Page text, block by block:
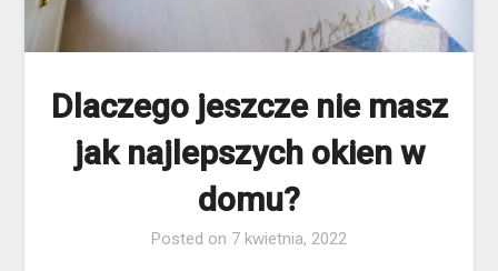
Dlaczego jeszcze nie masz
jak najlepszych okien w
domu?
Posted on 7 kwietnia, 2022